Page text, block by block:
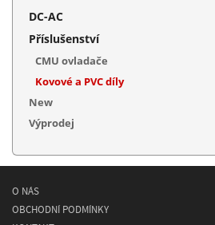
DC-AC
Příslušenství
CMU ovladače
Kovové a PVC díly
New
Výprodej
O NÁS
OBCHODNÍ PODMÍNKY